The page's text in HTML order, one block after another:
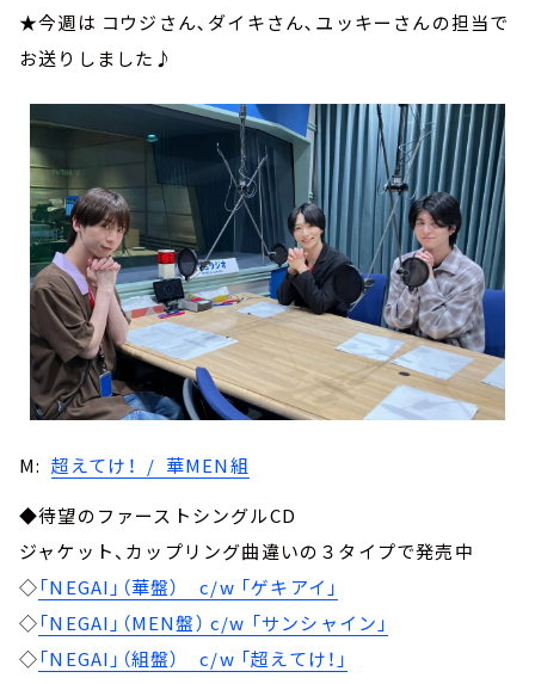
★今週は コウジさん､ダイキさん､ユッキーさんの担当で
お送りしました♪
M: 超えてけ！ / 華MEN組
◆待望のファーストシングルCD
ジャケット、カップリング曲違いの３タイプで発売中
◇「NEGAI」（華盤） c/w 「ゲキアイ」
◇「NEGAI」（MEN盤） c/w 「サンシャイン」
◇「NEGAI」（組盤） c/w 「超えてけ！」